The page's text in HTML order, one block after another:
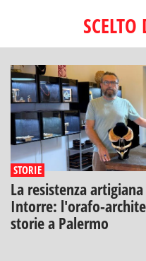
STORIE
La resistenza
Intorre: l'orafo-
storie a Palermo